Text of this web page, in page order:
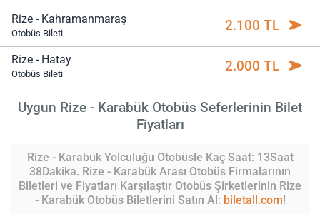
Rize - Kahramanmaraş
Otobüs Bileti 2.100 TL
Rize - Hatay
Otobüs Bileti 2.000 TL
Uygun Rize - Karabük Otobüs Seferlerinin Bilet
Fiyatları
Rize - Karabük Yolculuğu Otobüsle Kaç Saat: 13Saat
38Dakika. Rize - Karabük Arası Otobüs Firmalarının
Biletleri ve Fiyatları Karşılaştır Otobüs Şirketlerinin Rize
- Karabük Otobüs Biletlerini Satın Al: biletall.com!